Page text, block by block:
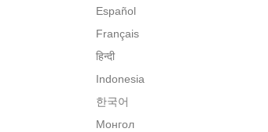
Español
Français
हिन्दी
Indonesia
한국어
Монгол